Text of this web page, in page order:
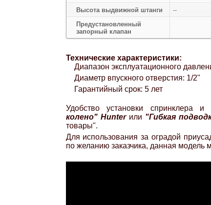
Высота выдвижной штанги
--
Предустановленный
запорный клапан
Технические характеристики:
Диапазон эксплуатационного
Диаметр впускного отверстия: 1/2"
Гарантийный срок: 5 лет
Удобство установки спринклера
колено"Hunterили "Гибкая
товары".
Для использования за оградой
по желанию заказчика, данная модель